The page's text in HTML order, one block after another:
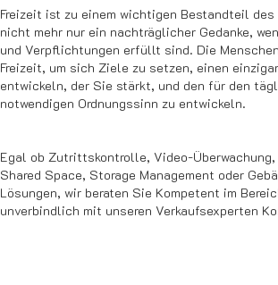
Freizeit ist zu einem wichtigen Bestandteil des
nicht mehr nur ein nachträglicher Gedanke,
und Verpflichtungen erfüllt sind. Die
Freizeit, um sich Ziele zu setzen, einen
entwickeln, der Sie stärkt, und den für den
notwendigen Ordnungssinn zu entwickeln.
Egal ob Zutrittskontrolle, Video-Überwachung,
Shared Space, Storage Management oder
Lösungen, wir beraten Sie Kompetent im
unverbindlich mit unseren Verkaufsexperten